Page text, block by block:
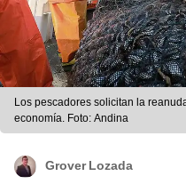
Los pescadores solicitan la
economía. Foto: Andina
Grover Lozada